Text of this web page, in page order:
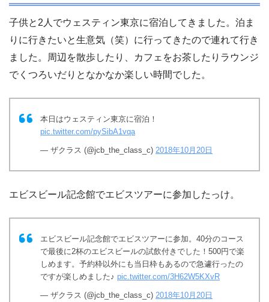
子供と2人でウェスティン東京に宿泊してきました。泊ま
りに行きたいと生意気（笑）に行ってきたので連れて行き
ました。周辺を散歩したり、カフェをお茶したりラウンジ
でくつろいだりとなかなか楽しい時間でした。
本日はウェスティン東京に宿泊！
pic.twitter.com/pySibA1vqa
— ザクラス (@jcb_the_class_c) 2018年10月20日
エビスビール記念館でエビスツアーに参加したっけ。
エビスビール記念館でエビスツアーに参加。40分のコース
で最後に2杯のエビスビールの試飲付きでした！500円で楽
しめます。予約枠以外にも当日枠もあるので急遽行ったの
ですが楽しめました♪ pic.twitter.com/3H62W5KXvR
— ザクラス (@jcb_the_class_c) 2018年10月20日